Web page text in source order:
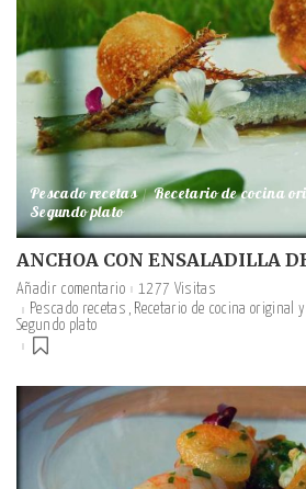
Pescado recetas Recetario de cocina
Segundo plato
ANCHOA CON ENSALADILLA
Añadir comentario
1277 Visitas
Pescado recetas
Recetario de cocina original
Segundo plato